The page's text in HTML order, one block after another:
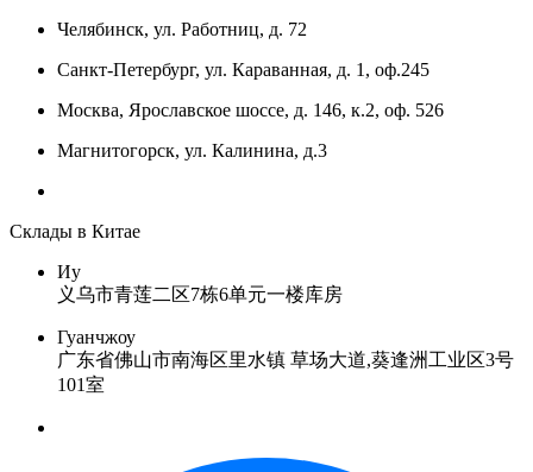
Челябинск, ул. Работниц, д. 72
Санкт-Петербург, ул. Караванная, д. 1, оф.245
Москва, Ярославское шоссе, д. 146, к.2, оф. 526
Магнитогорск, ул. Калинина, д.3
Склады в Китае
Иу
义乌市青莲二区7栋6单元一楼库房
Гуанчжоу
广东省佛山市南海区里水镇 草场大道,葵逢洲工业区3号
101室